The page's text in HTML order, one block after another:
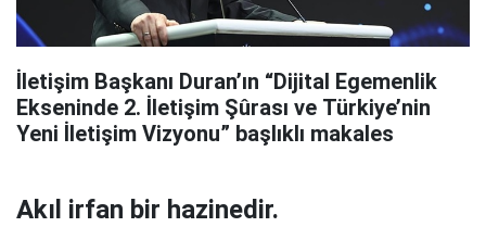
İletişim Başkanı Duran’ın “Dijital Egemenlik
Ekseninde 2. İletişim Şûrası ve Türkiye’nin
Yeni İletişim Vizyonu” başlıklı makales
Akıl irfan bir hazinedir.